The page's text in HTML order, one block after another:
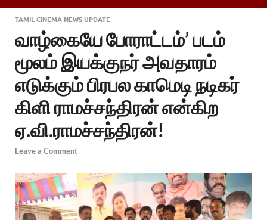
TAMIL CINEMA NEWS UPDATE
வாழ்கையே போராட்டம்’ படம்
மூலம் இயக்குநர் அவதாரம்
எடுக்கும் பிரபல காமெடி நடிகர்
கிளி ராமச்சந்திரன் என்கிற
ஏ.வி.ராமச்சந்திரன்!
Leave a Comment